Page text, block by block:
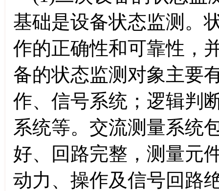
基础是设备状态监测。
作的正确性和可靠性，
备的状态监测对象主要
作、信号系统；逻辑判
系统等。交流测量系统
好、回路完整，测量元
动力、操作及信号回路